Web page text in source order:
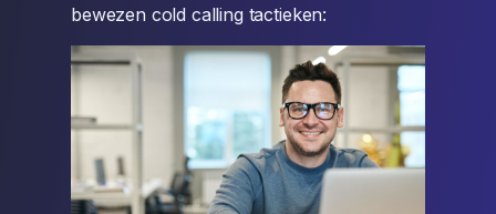
bewezen cold calling tactieken: